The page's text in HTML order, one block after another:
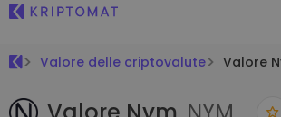
Valore delle criptovalute Valore